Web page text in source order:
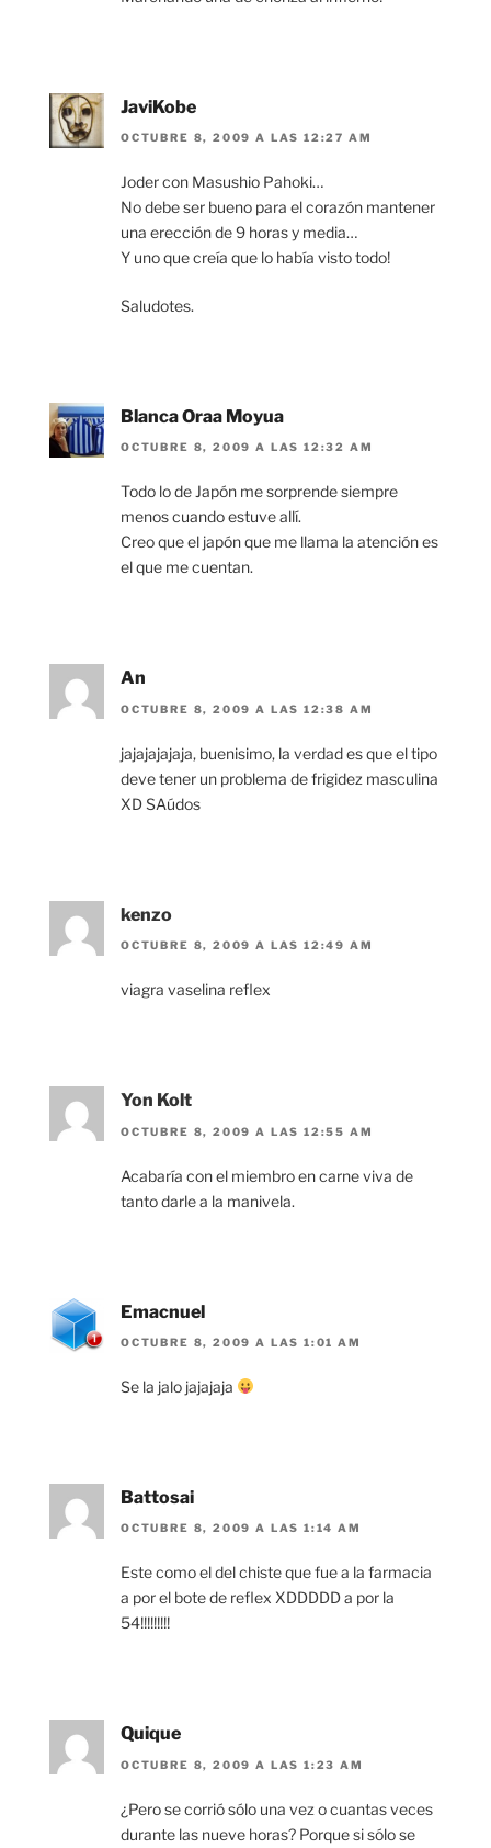
JaviKobe
OCTUBRE 8, 2009 A LAS 12:27 AM
Joder con Masushio Pahoki…
No debe ser bueno para el corazón mantener
una erección de 9 horas y media…
Y uno que creía que lo había visto todo!
Saludotes.
Blanca Oraa Moyua
OCTUBRE 8, 2009 A LAS 12:32 AM
Todo lo de Japón me sorprende siempre
menos cuando estuve allí.
Creo que el japón que me llama la atención es
el que me cuentan.
An
OCTUBRE 8, 2009 A LAS 12:38 AM
jajajajajaja, buenisimo, la verdad es que el tipo
deve tener un problema de frigidez masculina
XD SAúdos
kenzo
OCTUBRE 8, 2009 A LAS 12:49 AM
viagra vaselina reflex
Yon Kolt
OCTUBRE 8, 2009 A LAS 12:55 AM
Acabaría con el miembro en carne viva de
tanto darle a la manivela.
Emacnuel
OCTUBRE 8, 2009 A LAS 1:01 AM
Se la jalo jajajaja
Battosai
OCTUBRE 8, 2009 A LAS 1:14 AM
Este como el del chiste que fue a la farmacia
a por el bote de reflex XDDDDD a por la
54!!!!!!!!!
Quique
OCTUBRE 8, 2009 A LAS 1:23 AM
¿Pero se corrió sólo una vez o cuantas veces
durante las nueve horas? Porque si sólo se